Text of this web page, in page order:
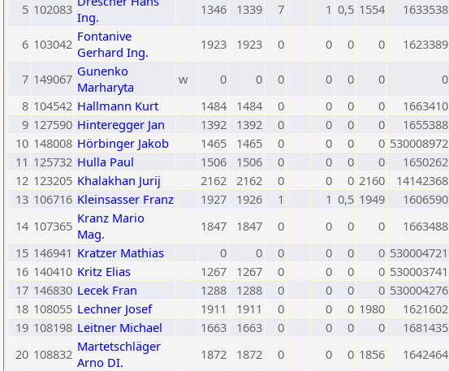
5 102083 Ing.
1346 1339 7 1 0,5 1554 1633538
6 103042 Fontanive
Gerhard Ing.
1923 1923 0 0 0 0 1623389
7 149067 Gunenko
Marharyta
w 0 0 0 0 0 0 0
8 104542 Hallmann Kurt 1484 1484 0 0 0 0 1663410
9 127590 Hinteregger Jan 1392 1392 0 0 0 0 1655388
10 148008 Hörbinger Jakob 1465 1465 0 0 0 0 530008972
11 125732 Hulla Paul 1506 1506 0 0 0 0 1650262
12 123205 Khalakhan Jurij 2162 2162 0 0 0 2160 14142368
13 106716 Kleinsasser Franz 1927 1926 1 1 0,5 1949 1606590
14 107365 Kranz Mario
Mag.
1847 1847 0 0 0 0 1663488
15 146941 Kratzer Mathias 0 0 0 0 0 0 530004721
16 140410 Kritz Elias 1267 1267 0 0 0 0 530003741
17 146830 Lecek Fran 1288 1288 0 0 0 0 530004276
18 108055 Lechner Josef 1911 1911 0 0 0 1980 1621602
19 108198 Leitner Michael 1663 1663 0 0 0 0 1681435
20 108832 Martetschläger
Arno DI.
1872 1872 0 0 0 1856 1642464